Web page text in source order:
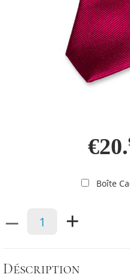
€20.
Boîte
– +
Déscription